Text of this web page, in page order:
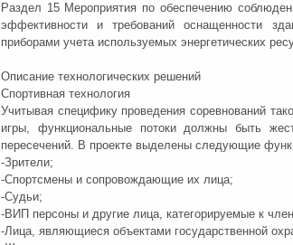
Раздел 15 Мероприятия по обеспечению
эффективности и требований оснащенности
приборами учета используемых энергетических
Описание технологических решений
Спортивная технология
Учитывая специфику проведения соревнований
игры, функциональные потоки должны быть
пересечений. В проекте выделены следующие
-Зрители;
-Спортсмены и сопровождающие их лица;
-Судьи;
-ВИП персоны и другие лица, категорируемые к
-Лица, являющиеся объектами государственной